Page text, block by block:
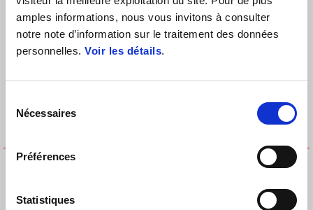
amples informations, nous vous invitons à consulter
notre note d’information sur le traitement des données
personnelles. Voir les détails.
Nécessaires
Préférences
Statistiques
CASQUETTE MB 72 9SEVENTY
CASQUETTE MESH DUAL